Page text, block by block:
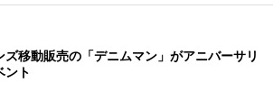
ズ移動販売の「デニムマン」がアニバーサリ
ント